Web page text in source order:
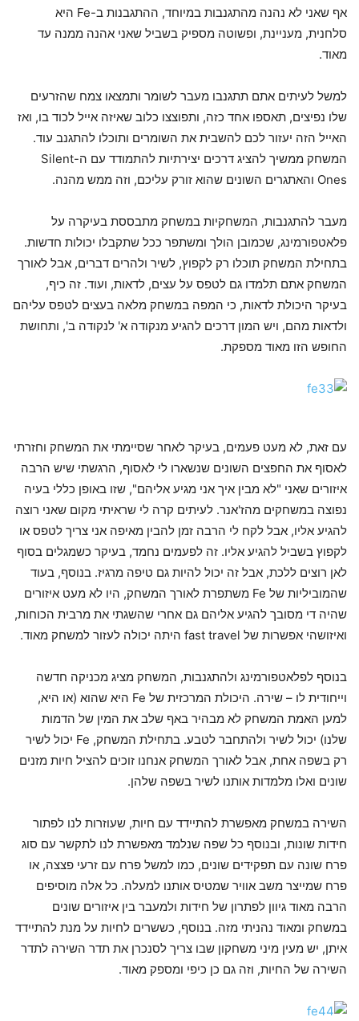
אף שאני לא נהנה מהתגנבות במיוחד, ההתגבנות ב-Fe היא
סלחנית, מעניינת, ופשוטה מספיק בשביל שאני אהנה ממנה עד
מאוד.
למשל לעיתים אתם תתגנבו מעבר לשומר ותמצאו צמח שהזרעים
שלו נפיצים, תאספו אחד כזה, ותפוצצו כלוב שאיזה אייל לכוד בו, ואז
האייל הזה יעזור לכם להשבית את השומרים ותוכלו להתגנב עוד.
המשחק ממשיך להציג דרכים יצירתיות להתמודד עם ה-Silent
Ones והאתגרים השונים שהוא זורק עליכם, וזה ממש מהנה.
מעבר להתגנבות, המשחקיות במשחק מתבססת בעיקרה על
פלאטפורמינג, שכמובן הולך ומשתפר ככל שתקבלו יכולות חדשות.
בתחילת המשחק תוכלו רק לקפוץ, לשיר ולהרים דברים, אבל לאורך
המשחק אתם תלמדו גם לטפס על עצים, לדאות, ועוד. זה כיף,
בעיקר היכולת לדאות, כי המפה במשחק מלאה בעצים לטפס עליהם
ולדאות מהם, ויש המון דרכים להגיע מנקודה א' לנקודה ב', ותחושת
החופש הזו מאוד מספקת.
עם זאת, לא מעט פעמים, בעיקר לאחר שסיימתי את המשחק וחזרתי
לאסוף את החפצים השונים שנשארו לי לאסוף, הרגשתי שיש הרבה
איזורים שאני "לא מבין איך אני מגיע אליהם", שזו באופן כללי בעיה
נפוצה במשחקים מהז'אנר. לעיתים קרה לי שראיתי מקום שאני רוצה
להגיע אליו, אבל לקח לי הרבה זמן להבין מאיפה אני צריך לטפס או
לקפוץ בשביל להגיע אליו. זה לפעמים נחמד, בעיקר כשמגלים בסוף
לאן רוצים ללכת, אבל זה יכול להיות גם טיפה מרגיז. בנוסף, בעוד
שהמוביליות של Fe משתפרת לאורך המשחק, היו לא מעט איזורים
שהיה די מסובך להגיע אליהם גם אחרי שהשגתי את מרבית הכוחות,
ואיזושהי אפשרות של fast travel היתה יכולה לעזור למשחק מאוד.
בנוסף לפלאטפורמינג ולהתגנבות, המשחק מציג מכניקה חדשה
וייחודית לו – שירה. היכולת המרכזית של Fe היא שהוא (או היא,
למען האמת המשחק לא מבהיר באף שלב את המין של הדמות
שלנו) יכול לשיר ולהתחבר לטבע. בתחילת המשחק, Fe יכול לשיר
רק בשפה אחת, אבל לאורך המשחק אנחנו זוכים להציל חיות מזנים
שונים ואלו מלמדות אותנו לשיר בשפה שלהן.
השירה במשחק מאפשרת להתיידד עם חיות, שעוזרות לנו לפתור
חידות שונות, ובנוסף כל שפה שנלמד מאפשרת לנו לתקשר עם סוג
פרח שונה עם תפקידים שונים, כמו למשל פרח עם זרעי פצצה, או
פרח שמייצר משב אוויר שמטיס אותנו למעלה. כל אלה מוסיפים
הרבה מאוד גיוון לפתרון של חידות ולמעבר בין איזורים שונים
במשחק ומאוד נהניתי מזה. בנוסף, כששרים לחיות על מנת להתיידד
איתן, יש מעין מיני משחקון שבו צריך לסנכרן את תדר השירה לתדר
השירה של החיות, וזה גם כן כיפי ומספק מאוד.